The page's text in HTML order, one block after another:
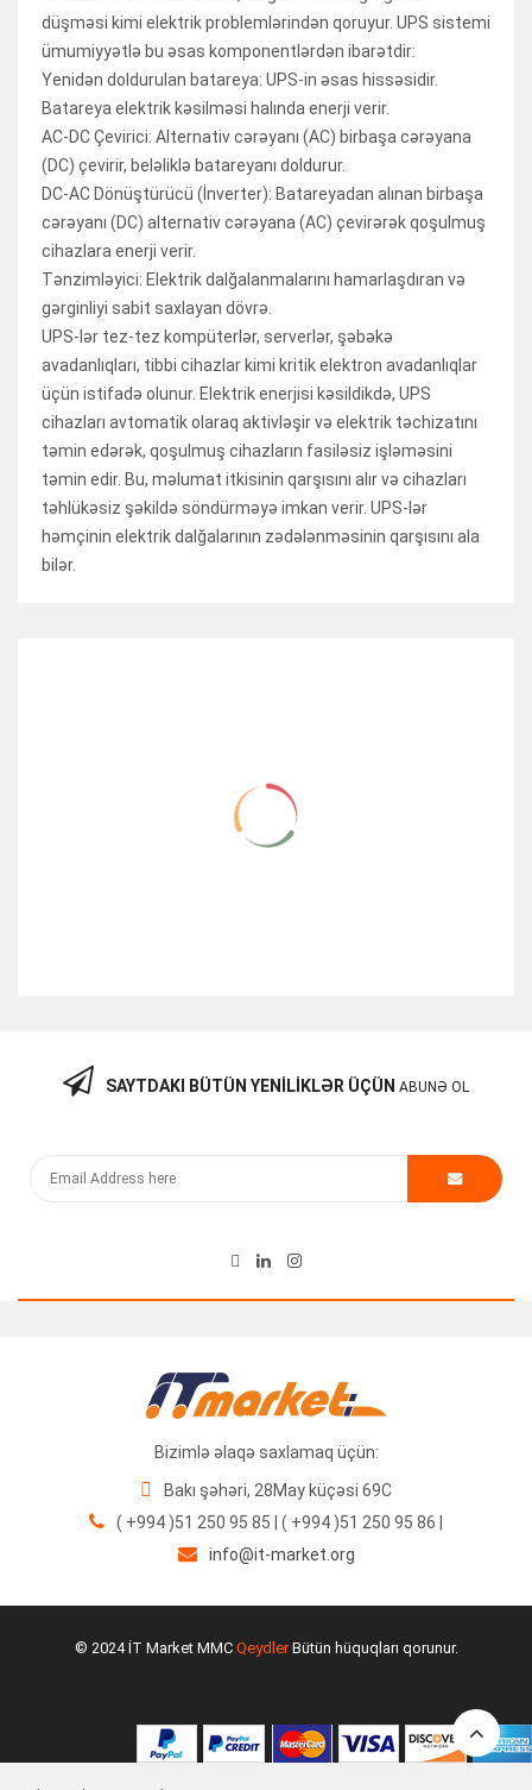
düşməsi kimi elektrik problemlərindən qoruyur. UPS sistemi
ümumiyyətlə bu əsas komponentlərdən ibarətdir:
Yenidən doldurulan batareya: UPS-in əsas hissəsidir.
Batareya elektrik kəsilməsi halında enerji verir.
AC-DC Çevirici: Alternativ cərəyanı (AC) birbaşa cərəyana
(DC) çevirir, beləliklə batareyanı doldurur.
DC-AC Dönüştürücü (İnverter): Batareyadan alınan birbaşa
cərəyanı (DC) alternativ cərəyana (AC) çevirərək qoşulmuş
cihazlara enerji verir.
Tənzimləyici: Elektrik dalğalanmalarını hamarlaşdıran və
gərginliyi sabit saxlayan dövrə.
UPS-lər tez-tez kompüterlər, serverlər, şəbəkə
avadanlıqları, tibbi cihazlar kimi kritik elektron avadanlıqlar
üçün istifadə olunur. Elektrik enerjisi kəsildikdə, UPS
cihazları avtomatik olaraq aktivləşir və elektrik təchizatını
təmin edərək, qoşulmuş cihazların fasiləsiz işləməsini
təmin edir. Bu, məlumat itkisinin qarşısını alır və cihazları
təhlükəsiz şəkildə söndürməyə imkan verir. UPS-lər
həmçinin elektrik dalğalarının zədələnməsinin qarşısını ala
bilər.
APC Easy UPS SRV3KRI(İşlənmiş)
3,285.00₼
SAYTDAKI BÜTÜN YENILIKLƏR ÜÇÜN ABUNƏ OL
Bizimlə əlaqə saxlamaq üçün:
Bakı şəhəri, 28May küçəsi 69C
( +994 )51 250 95 85 | ( +994 )51 250 95 86 |
info@it-market.org
© 2024 İT Market MMC QeydlerBütün hüquqları qorunur.